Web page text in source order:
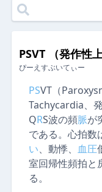
PSVT （発作性
ぴーえすぶいてぃー
PSVT（
Tachycardia、
QRS波の頻脈が
である。心拍数
い、動悸、 血圧
室回帰性頻拍と
る。